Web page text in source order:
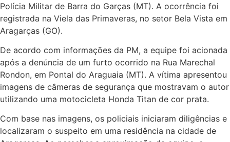
Polícia Militar de Barra do Garças (MT). A ocorrência foi
registrada na Viela das Primaveras, no setor Bela Vista em
Aragarças (GO).
De acordo com informações da PM, a equipe foi acionada
após a denúncia de um furto ocorrido na Rua Marechal
Rondon, em Pontal do Araguaia (MT). A vítima apresentou
imagens de câmeras de segurança que mostravam o autor
utilizando uma motocicleta Honda Titan de cor prata.
Com base nas imagens, os policiais iniciaram diligências e
localizaram o suspeito em uma residência na cidade de